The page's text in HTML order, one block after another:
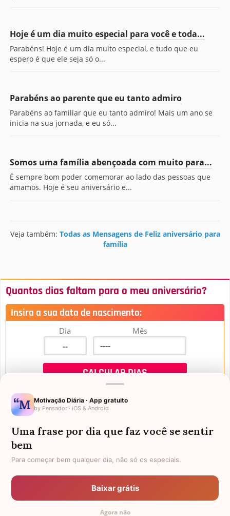
Hoje é um dia muito especial para você e toda...
Parabéns! Hoje é um dia muito especial, e tudo que eu
espero é que ele seja só o...
Parabéns ao parente que eu tanto admiro
Parabéns ao familiar que eu tanto admiro! Mais um ano se
inicia na sua jornada, e eu só...
Somos uma família abençoada com muito para...
É sempre bom poder comemorar ao lado das pessoas que
amamos. Hoje é seu aniversário e...
Veja também: Todas as Mensagens de Feliz aniversário para
família
Quantos dias faltam para o meu aniversário?
Insira a sua data de nascimento:
Dia Mês
Mensagens de Aniversário
FALTAM 3 DIAS PARA O MEU
ANIVERSÁRIO
Motivação Diária · App gratuito
by Pensador · iOS & Android
Uma frase por dia que faz você se sentir
bem
Para começar bem qualquer dia, não só os especiais.
Baixar grátis
Agora não